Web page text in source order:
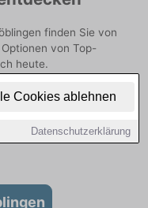
Cookies ablehnen
Datenschutzerklärung
finden Sie von
von Top-
heute.
der Bahn:
für